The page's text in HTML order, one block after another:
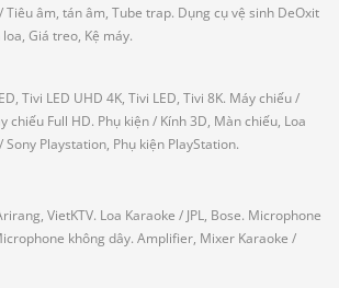
/ Tiêu âm, tán âm, Tube trap. Dụng cụ vệ sinh DeOxit
Giá treo, Kệ máy.
Tivi LED UHD 4K, Tivi LED, Tivi 8K. Máy chiếu/
chiếu Full HD. Phụ kiện/ Kính 3D, Màn chiếu, Loa
/ Sony Playstation, Phụ kiện PlayStation.
VietKTV. Loa Karaoke / JPL, Bose. Microphone
không dây. Amplifier, Mixer Karaoke /